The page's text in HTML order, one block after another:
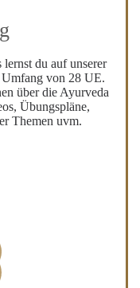
lernst du auf unserer
von 28 UE.
über die Ayurveda
Übungspläne,
Themen uvm.